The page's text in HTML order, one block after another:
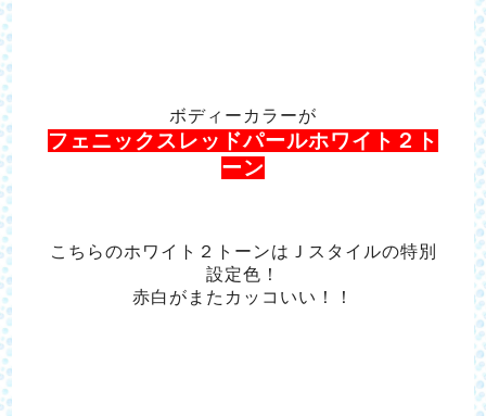
ボディーカラーが
フェニックスレッドパールホワイト２ト
ーン
こちらのホワイト２トーンはＪスタイルの特別
設定色！
赤白がまたカッコいい！！